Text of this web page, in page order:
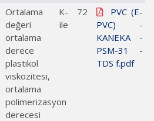
Ortalama K-
değeri ile
ortalama
derece
plastikol
viskozitesi,
ortalama
polimerizasyon
derecesi
72
PVC (E-
PVC) -
KANEKA -
PSM-31 -
TDS f.pdf